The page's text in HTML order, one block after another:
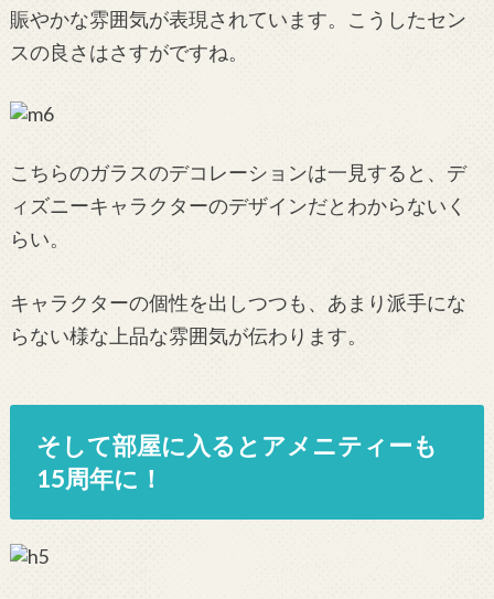
賑やかな雰囲気が表現されています。こうしたセン
スの良さはさすがですね。
こちらのガラスのデコレーションは一見すると、デ
ィズニーキャラクターのデザインだとわからないく
らい。
キャラクターの個性を出しつつも、あまり派手にな
らない様な上品な雰囲気が伝わります。
そして部屋に入るとアメニティーも
15周年に！